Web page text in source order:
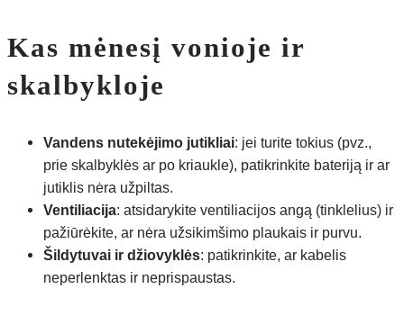
Kas mėnesį vonioje ir
skalbykloje
Vandens nutekėjimo jutikliai: jei turite tokius (pvz.,
prie skalbyklės ar po kriaukle), patikrinkite bateriją ir ar
jutiklis nėra užpiltas.
Ventiliacija: atsidarykite ventiliacijos angą (tinklelius) ir
pažiūrėkite, ar nėra užsikimšimo plaukais ir purvu.
Šildytuvai ir džiovyklės: patikrinkite, ar kabelis
neperlenktas ir neprispaustas.